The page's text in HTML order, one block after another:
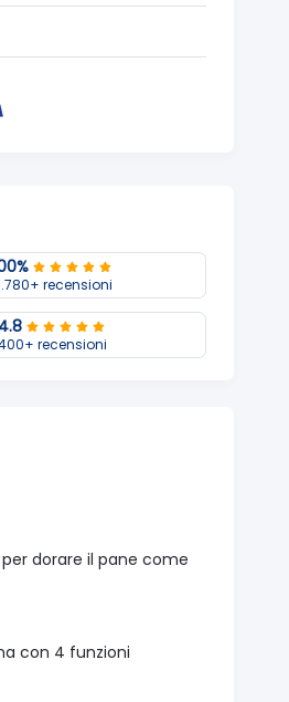
recensioni
4.8
recensioni
dorare il pane come
con 4 funzioni